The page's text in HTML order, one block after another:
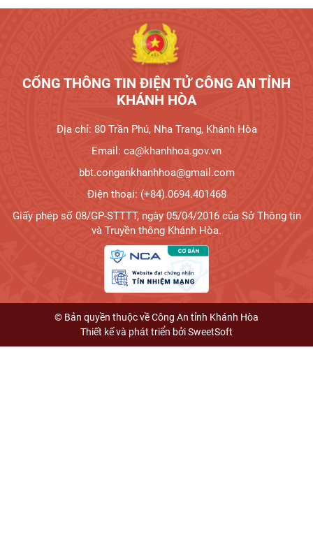
CỔNG THÔNG TIN ĐIỆN TỬ CÔNG AN TỈNH
KHÁNH HÒA
Địa chỉ: 80 Trần Phú, Nha Trang, Khánh Hòa
Email: ca@khanhhoa.gov.vn
bbt.congankhanhhoa@gmail.com
Điện thoại: (+84).0694.401468
Giấy phép số 08/GP-STTTT, ngày 05/04/2016 của Sở Thông tin
và Truyền thông Khánh Hòa.
© Bản quyền thuộc về Công An tỉnh Khánh Hòa
Thiết kế và phát triển bởiSweetSoft